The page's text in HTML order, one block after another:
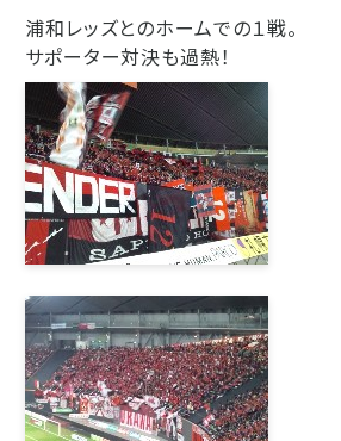
浦和レッズとのホームでの１戦。
サポーター対決も過熱！